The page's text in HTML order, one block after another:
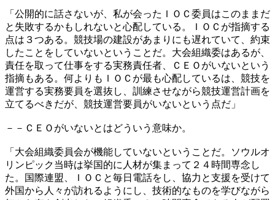
「公開的に話さないが、私が会ったＩＯＣ委員はこのままだ
と失敗するかもしれないと心配している。ＩＯＣが指摘する
点は３つある。競技場の建設があまりにも遅れていて、約束
したことをしていないということだ。大会組織委はあるが、
責任を取って仕事をする実務責任者、ＣＥＯがいないという
指摘もある。何よりもＩＯＣが最も心配しているは、競技を
運営する実務要員を選抜し、訓練させながら競技運営計画を
立てるべきだが、競技運営要員がいないという点だ」
－－ＣＥＯがいないとはどういう意味か。
「大会組織委員会が機能していないということだ。ソウルオ
リンピック当時は挙国的に人材が集まって２４時間専念し
た。国際連盟、ＩＯＣと毎日電話をし、協力と支援を受けて
外国から人々が訪れるようにし、技術的なものを学びながら